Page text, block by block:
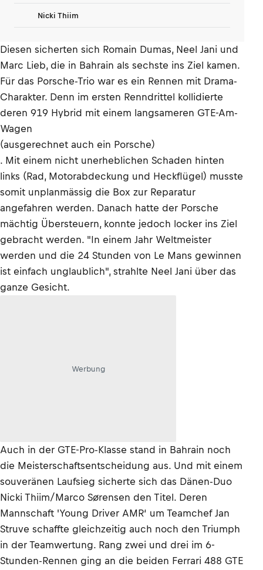
Nicki Thiim
Diesen sicherten sich Romain Dumas, Neel Jani und
Marc Lieb, die in Bahrain als sechste ins Ziel kamen.
Für das Porsche-Trio war es ein Rennen mit Drama-
Charakter. Denn im ersten Renndrittel kollidierte
deren 919 Hybrid mit einem langsameren GTE-Am-
Wagen
(ausgerechnet auch ein Porsche)
. Mit einem nicht unerheblichen Schaden hinten
links (Rad, Motorabdeckung und Heckflügel) musste
somit unplanmässig die Box zur Reparatur
angefahren werden. Danach hatte der Porsche
mächtig Übersteuern, konnte jedoch locker ins Ziel
gebracht werden. "In einem Jahr Weltmeister
werden und die 24 Stunden von Le Mans gewinnen
ist einfach unglaublich", strahlte Neel Jani über das
ganze Gesicht.
Werbung
Auch in der GTE-Pro-Klasse stand in Bahrain noch
die Meisterschaftsentscheidung aus. Und mit einem
souveränen Laufsieg sicherte sich das Dänen-Duo
Nicki Thiim/Marco Sørensen den Titel. Deren
Mannschaft 'Young Driver AMR‘ um Teamchef Jan
Struve schaffte gleichzeitig auch noch den Triumph
in der Teamwertung. Rang zwei und drei im 6-
Stunden-Rennen ging an die beiden Ferrari 488 GTE